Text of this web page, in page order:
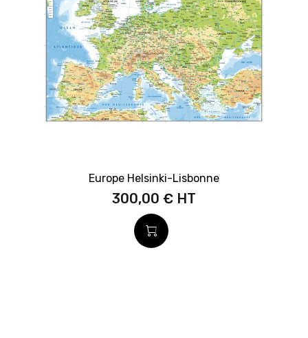
Europe Helsinki-Lisbonne
300,00 €